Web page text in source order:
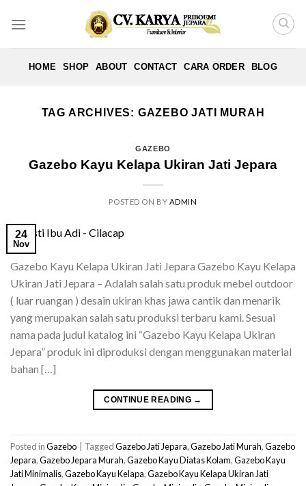
HOME SHOP ABOUT CONTACT CARA ORDER BLOG
TAG ARCHIVES: GAZEBO JATI MURAH
GAZEBO
Gazebo Kayu Kelapa Ukiran Jati Jepara
POSTED ON BY ADMIN
24
Nov
Gazebo Kayu Kelapa Ukiran Jati Jepara Gazebo Kayu Kelapa
Ukiran Jati Jepara – Adalah salah satu produk mebel outdoor
( luar ruangan ) desain ukiran khas jawa cantik dan menarik
yang merupakan salah satu produksi terbaru kami. Sesuai
nama pada judul katalog ini “Gazebo Kayu Kelapa Ukiran
Jepara” produk ini diproduksi dengan menggunakan material
bahan […]
CONTINUE READING →
Posted inGazebo TaggedGazebo Jati Jepara,Gazebo Jati Murah,Gazebo
Jepara,Gazebo Jepara Murah,Gazebo Kayu Diatas Kolam,Gazebo Kayu
Jati Minimalis,Gazebo Kayu Kelapa,Gazebo Kayu Kelapa Ukiran Jati